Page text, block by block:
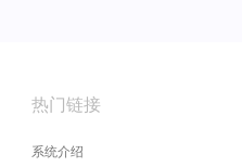
热门链接
系统介绍